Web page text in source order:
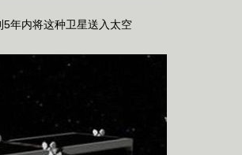
年内将这种卫星送入太空